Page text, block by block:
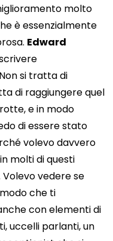
molto
è essenzialmente
Edward
si tratta di
di raggiungere quel
e in modo
di essere stato
volevo davvero
molti di questi
vedere se
che ti
con elementi di
uccelli parlanti, un